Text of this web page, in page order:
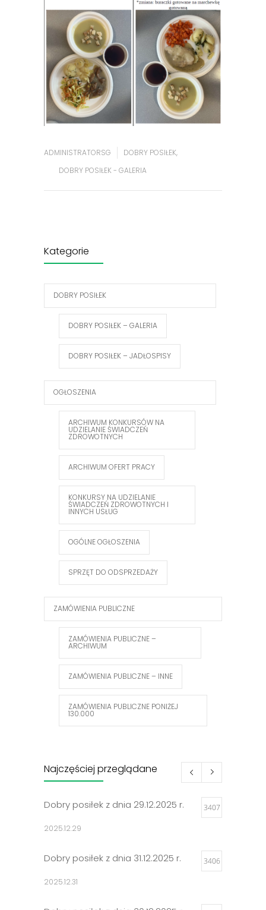
ADMINISTRATORSG DOBRY POSIŁEK,
DOBRY POSIŁEK - GALERIA
Kategorie
DOBRY POSIŁEK
DOBRY POSIŁEK – GALERIA
DOBRY POSIŁEK – JADŁOSPISY
OGŁOSZENIA
ARCHIWUM KONKURSÓW NA
UDZIELANIE ŚWIADCZEŃ
ZDROWOTNYCH
ARCHIWUM OFERT PRACY
KONKURSY NA UDZIELANIE
ŚWIADCZEŃ ZDROWOTNYCH I
INNYCH USŁUG
OGÓLNE OGŁOSZENIA
SPRZĘT DO ODSPRZEDAŻY
ZAMÓWIENIA PUBLICZNE
ZAMÓWIENIA PUBLICZNE –
ARCHIWUM
ZAMÓWIENIA PUBLICZNE – INNE
ZAMÓWIENIA PUBLICZNE PONIŻEJ
130.000
Najczęściej przeglądane
Dobry posiłek z dnia 29.12.2025 r. 3407
2025.12.29
Dobry posiłek z dnia 31.12.2025 r. 3406
2025.12.31